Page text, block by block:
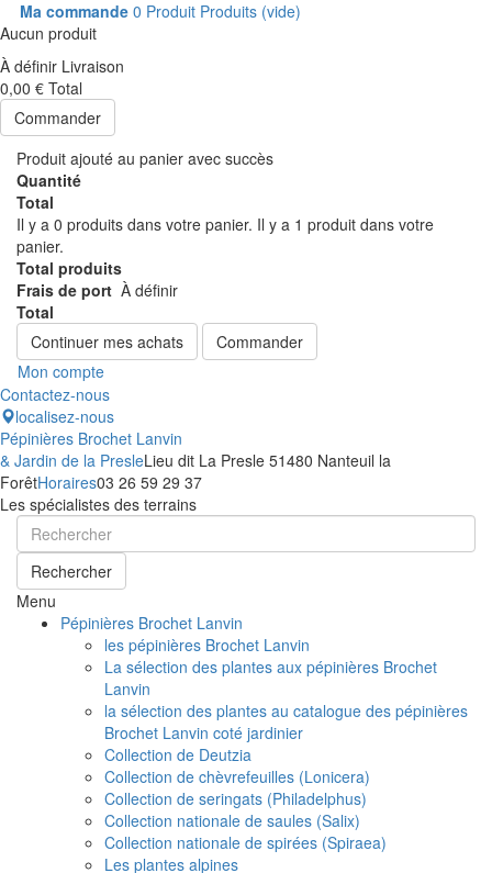
Ma commande 0 Produit Produits (vide)
Aucun produit
À définir Livraison
0,00 € Total
Commander
Produit ajouté au panier avec succès
Quantité
Total
Il y a 0 produits dans votre panier. Il y a 1 produit dans votre
panier.
Total produits
Frais de port À définir
Total
Continuer mes achats
Commander
Mon compte
Contactez-nous
localisez-nous
Pépinières Brochet Lanvin
& Jardin de la PresleLieu dit La Presle 51480 Nanteuil la
ForêtHoraires03 26 59 29 37
Les spécialistes des terrains
Rechercher
Menu
Pépinières Brochet Lanvin
les pépinières Brochet Lanvin
La sélection des plantes aux pépinières Brochet
Lanvin
la sélection des plantes au catalogue des pépinières
Brochet Lanvin coté jardinier
Collection de Deutzia
Collection de chèvrefeuilles (Lonicera)
Collection de seringats (Philadelphus)
Collection nationale de saules (Salix)
Collection nationale de spirées (Spiraea)
Les plantes alpines